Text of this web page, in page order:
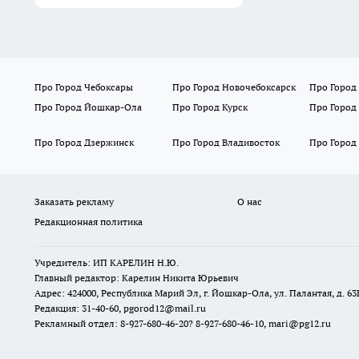
Про Город Чебоксары Про Город Новочебоксарск Про Город
Про Город Йошкар-Ола
Про Город Курск Про
Про Город Дзержинск
Про Город Владивосток Про Город
Заказать рекламу О нас
Редакционная политика
Учредитель: ИП КАРЕЛИН Н.Ю.
Главный редактор: Карелин Никита Юрьевич
Адрес: 424000, Республика Марий Эл, г. Йошкар-Ола, ул. Палантая, д.
Редакция: 31-40-60, pgorod12@mail.ru
Рекламный отдел: 8-927-680-46-20? 8-927-680-46-10, mari@pg12.ru